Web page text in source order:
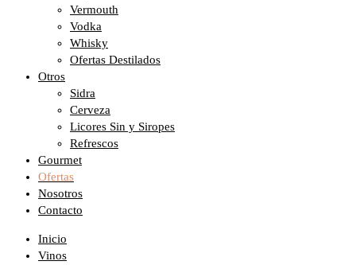
Vermouth
Vodka
Whisky
Ofertas Destilados
Otros
Sidra
Cerveza
Licores Sin y Siropes
Refrescos
Gourmet
Ofertas
Nosotros
Contacto
Inicio
Vinos